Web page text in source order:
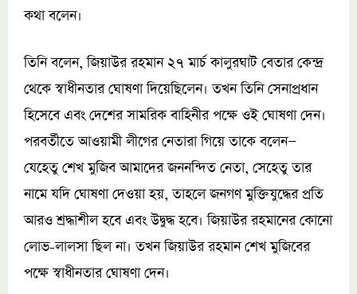
কথা বলেন।
তিনি বলেন, জিয়াউর রহমান ২৭ মার্চ কালুরঘাট বেতার কেন্দ্র
থেকে স্বাধীনতার ঘোষণা দিয়েছিলেন। তখন তিনি সেনাপ্রধান
হিসেবে এবং দেশের সামরিক বাহিনীর পক্ষে ওই ঘোষণা দেন।
পরবর্তীতে আওয়ামী লীগের নেতারা গিয়ে তাকে বলেন—
যেহেতু শেখ মুজিব আমাদের জননন্দিত নেতা, সেহেতু তার
নামে যদি ঘোষণা দেওয়া হয়, তাহলে জনগণ মুক্তিযুদ্ধের প্রতি
আরও শ্রদ্ধাশীল হবে এবং উদ্বুদ্ধ হবে। জিয়াউর রহমানের কোনো
লোভ-লালসা ছিল না। তখন জিয়াউর রহমান শেখ মুজিবের
পক্ষে স্বাধীনতার ঘোষণা দেন।